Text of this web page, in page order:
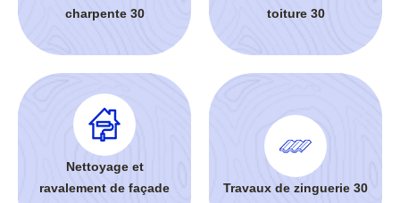
charpente 30
toiture 30
Nettoyage et
ravalement de façade
Travaux de zinguerie 30